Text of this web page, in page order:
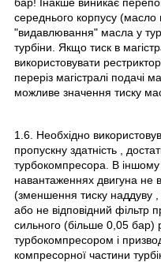
середнього корпусу (масло
"видавлювання" масла у
турбіни. Якщо тиск в
використовувати
переріз магістралі подачі
можливе значення тиску
1.6. Необхідно
пропускну здатність ,
турбокомпресора. В
навантаженнях двигуна не
(зменшення тиску наддуву ,
або не відповідний фільтр
сильного (більше 0,05 бар)
турбокомпресором і
компресорної частини